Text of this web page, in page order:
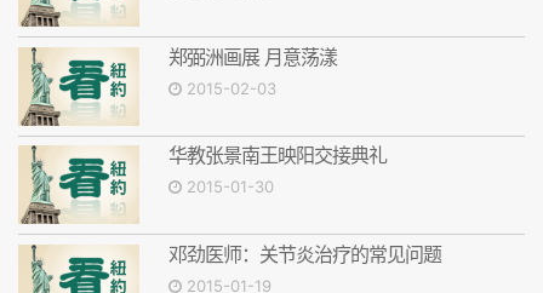
郑弼洲画展 月意荡漾
2015-02-03
华教张景南王映阳交接典礼
2015-01-30
邓劲医师：关节炎治疗的常见问题
2015-01-19